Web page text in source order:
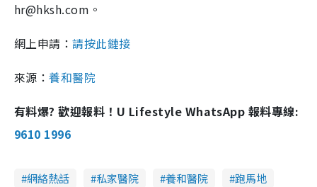
hr@hksh.com。
網上申請：請按此鏈接
來源：養和醫院
有料爆? 歡迎報料！U Lifestyle WhatsApp 報料專線:
9610 1996
網絡熱話 私家醫院 養和醫院 跑馬地